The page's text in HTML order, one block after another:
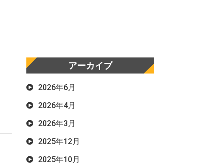
アーカイブ
2026年6月
2026年4月
2026年3月
2025年12月
2025年10月